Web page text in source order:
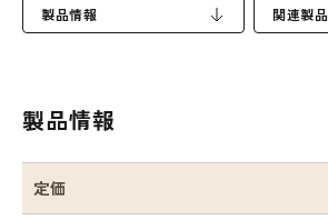
製品情報 関連製品
製品情報
定価